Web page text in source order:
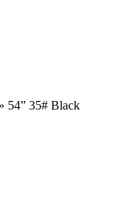
54” 35# Black